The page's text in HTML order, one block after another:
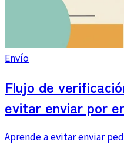
Envío
Flujo de
evitar enviar por
cancelados
Aprende a evitar enviar